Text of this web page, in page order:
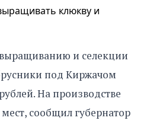
клюкву и
и селекции
под Киржачом
На производстве
сообщил губернатор